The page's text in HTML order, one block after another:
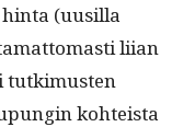
(uusil­la
liian
tutkimusten
kohteista